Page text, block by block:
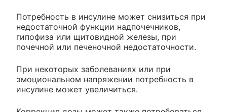
Потребность в инсулине может снизиться при
недостаточной функции надпочечников,
гипофиза или щитовидной железы, при
почечной или печеночной недостаточности.
При некоторых заболеваниях или при
эмоциональном напряжении потребность в
инсулине может увеличиться.